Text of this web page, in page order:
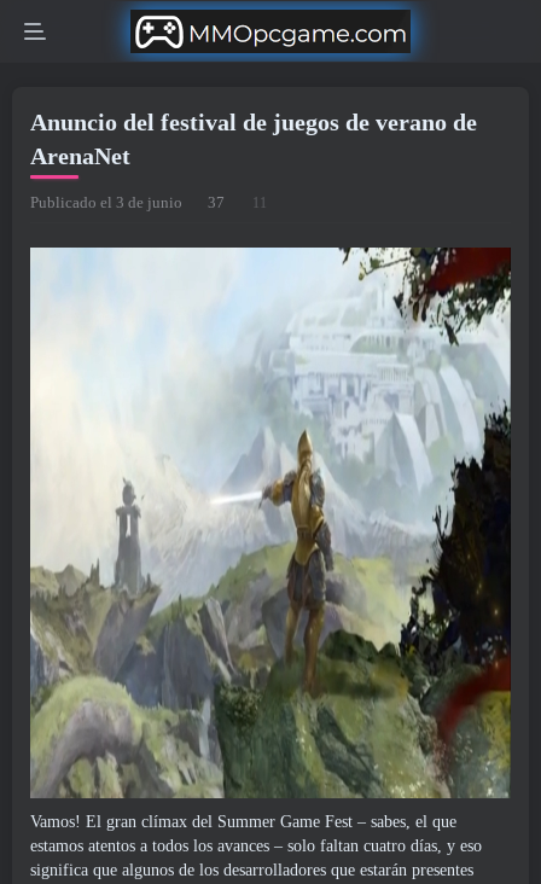
Anuncio del festival de juegos de verano de
ArenaNet
Publicado el 3 de junio 37
Vamos! El gran clímax del Summer Game Fest – sabes, el que
estamos atentos a todos los avances – solo faltan cuatro días, y eso
significa que algunos de los desarrolladores que estarán presentes